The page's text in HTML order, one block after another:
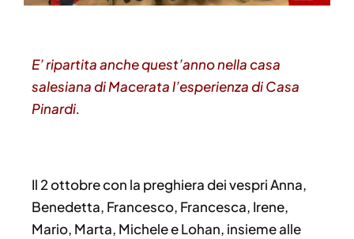
E’ ripartita anche quest’anno nella casa
salesiana di Macerata l’esperienza di Casa
Pinardi.
Il 2 ottobre con la preghiera dei vespri Anna,
Benedetta, Francesco, Francesca, Irene,
Mario, Marta, Michele e Lohan, insieme alle